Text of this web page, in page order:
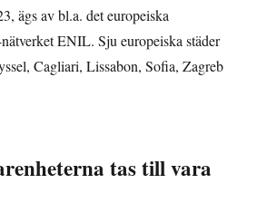
ägs av bl.a. det europeiska
ENIL. Sju europeiska städer
Cagliari, Lissabon, Sofia, Zagreb
tas till vara